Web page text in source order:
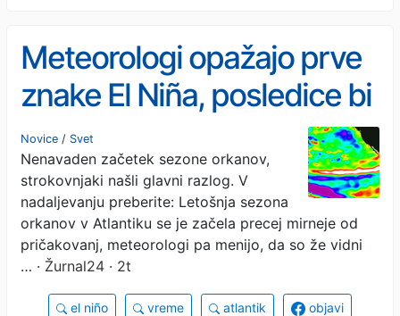
Meteorologi opažajo prve
znake El Niña, posledice bi
lahko bile velike
Novice / Svet
Nenavaden začetek sezone orkanov,
strokovnjaki našli glavni razlog. V
nadaljevanju preberite: Letošnja sezona
orkanov v Atlantiku se je začela precej mirneje od
pričakovanj, meteorologi pa menijo, da so že vidni
… · Žurnal24 · 2t
el niño vreme atlantik objavi